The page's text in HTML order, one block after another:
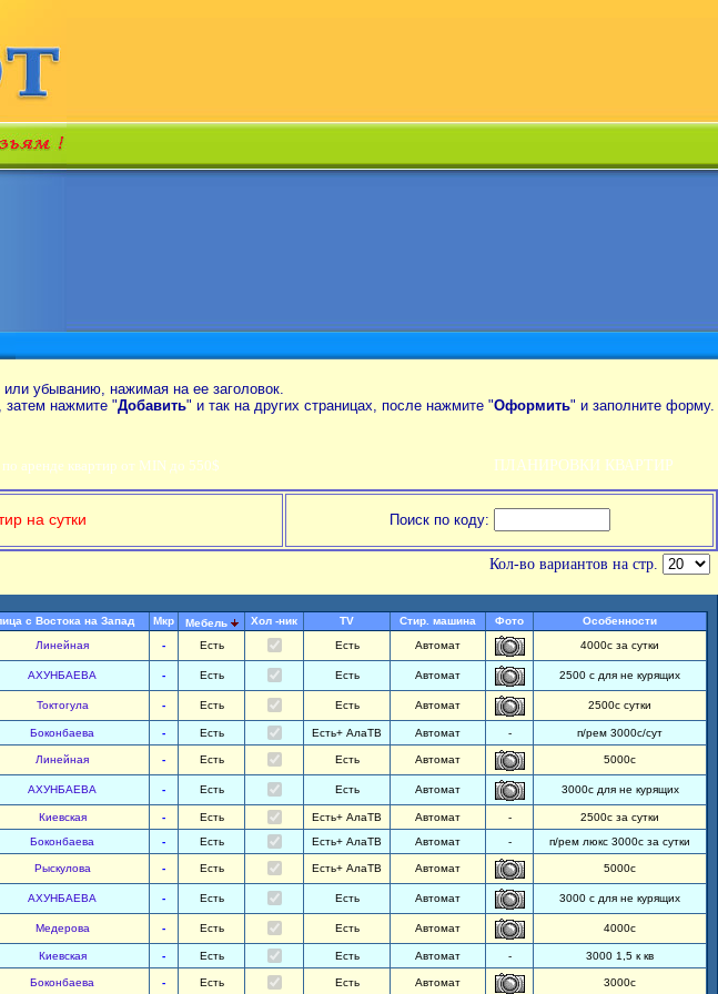
убыванию, нажимая на ее заголовок.
затем нажмите "Добавить" и так на других страницах, после нажмите "Оформить" и заполните форму.
аренде квартир от MIN до 550$ ПЛАНИРОВКИ КВАРТИР
на сутки Поиск по коду:
Кол-во вариантов на стр.
с Востока на Запад Мкр Мебель Хол -ник TV Стир. машина Фото
Особенности
Линейная - Есть Есть Автомат 4000с за сутки
АХУНБАЕВА - Есть Есть Автомат 2500 с для не курящих
Токтогула - Есть Есть Автомат 2500с сутки
Боконбаева - Есть Есть+ АлаТВ Автомат - п/рем 3000с/сут
Линейная - Есть Есть Автомат 5000с
АХУНБАЕВА - Есть Есть Автомат 3000с для не курящих
Киевская - Есть Есть+ АлаТВ Автомат -
2500с за сутки
Боконбаева - Есть Есть+ АлаТВ Автомат - п/рем люкс 3000с за сутки
Рыскулова - Есть Есть+ АлаТВ Автомат 5000с
АХУНБАЕВА - Есть Есть Автомат 3000 с для не курящих
Медерова - Есть Есть Автомат 4000с
Киевская - Есть Есть Автомат - 3000 1,5 к кв
Боконбаева - Есть Есть Автомат 3000с